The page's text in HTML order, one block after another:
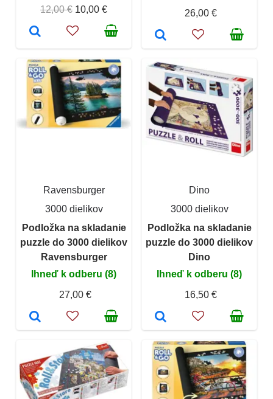
12,00 € 10,00 €
26,00 €
Ravensburger
3000 dielikov
Podložka na skladanie
puzzle do 3000 dielikov
Ravensburger
Ihneď k odberu (8)
27,00 €
Dino
3000 dielikov
Podložka na skladanie
puzzle do 3000 dielikov
Dino
Ihneď k odberu (8)
16,50 €